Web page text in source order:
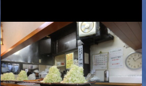
し？』（これだ全く理解していないな） す
ると茹で方の若い女性店員が『いい！い
い！！』とオッサンを向こうへやった。 で
サッサと、木桶を用意してうどんだけ入れて
出して来ました。 な～るほど、この事
無いね） 処で今日は何だ！？これです。 丸
亀 釜あげうどん！ 日本には、お中元とお
歳暮という古来からの風習がある。 お中元
は、丁度お盆の夏場に日頃お世話になってい
る方への＜ご挨拶＞としての贈り物の習慣で